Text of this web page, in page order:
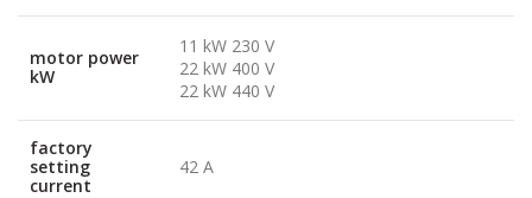
motor power
kW
11 kW 230 V
22 kW 400 V
22 kW 440 V
factory
setting
current
42 A